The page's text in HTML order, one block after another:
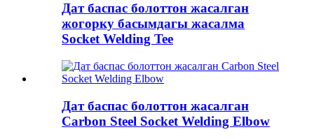
Дат баспас болоттон жасалган
жогорку басымдагы жасалма
Socket Welding Tee
Дат баспас болоттон жасалган
Carbon Steel Socket Welding Elbow